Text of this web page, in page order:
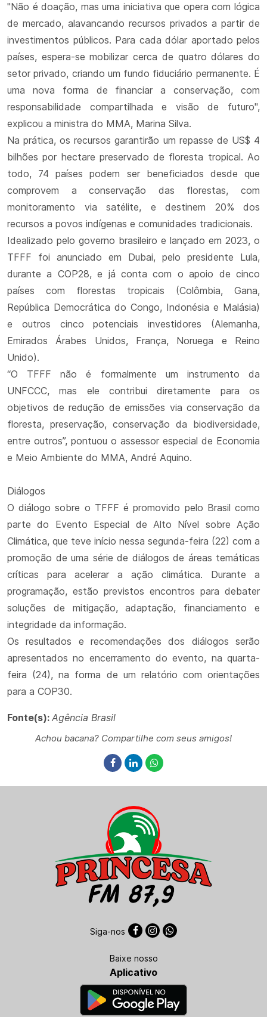
"Não é doação, mas uma iniciativa que opera com lógica
de mercado, alavancando recursos privados a partir de
investimentos públicos. Para cada dólar aportado pelos
países, espera-se mobilizar cerca de quatro dólares do
setor privado, criando um fundo fiduciário permanente. É
uma nova forma de financiar a conservação, com
responsabilidade compartilhada e visão de futuro",
explicou a ministra do MMA, Marina Silva.
Na prática, os recursos garantirão um repasse de US$ 4
bilhões por hectare preservado de floresta tropical. Ao
todo, 74 países podem ser beneficiados desde que
comprovem a conservação das florestas, com
monitoramento via satélite, e destinem 20% dos
recursos a povos indígenas e comunidades tradicionais.
Idealizado pelo governo brasileiro e lançado em 2023, o
TFFF foi anunciado em Dubai, pelo presidente Lula,
durante a COP28, e já conta com o apoio de cinco
países com florestas tropicais (Colômbia, Gana,
República Democrática do Congo, Indonésia e Malásia)
e outros cinco potenciais investidores (Alemanha,
Emirados Árabes Unidos, França, Noruega e Reino
Unido).
“O TFFF não é formalmente um instrumento da
UNFCCC, mas ele contribui diretamente para os
objetivos de redução de emissões via conservação da
floresta, preservação, conservação da biodiversidade,
entre outros”, pontuou o assessor especial de Economia
e Meio Ambiente do MMA, André Aquino.
Diálogos
O diálogo sobre o TFFF é promovido pelo Brasil como
parte do Evento Especial de Alto Nível sobre Ação
Climática, que teve início nessa segunda-feira (22) com a
promoção de uma série de diálogos de áreas temáticas
críticas para acelerar a ação climática. Durante a
programação, estão previstos encontros para debater
soluções de mitigação, adaptação, financiamento e
integridade da informação.
Os resultados e recomendações dos diálogos serão
apresentados no encerramento do evento, na quarta-
feira (24), na forma de um relatório com orientações
para a COP30.
Fonte(s): Agência Brasil
Achou bacana? Compartilhe com seus amigos!
Siga-nos
Baixe nosso
Aplicativo